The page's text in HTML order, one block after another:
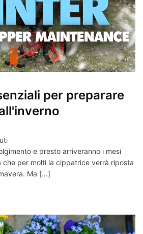
per preparare
e presto arriveranno i mesi
che per molti la cippatrice verrà riposta
Ma […]